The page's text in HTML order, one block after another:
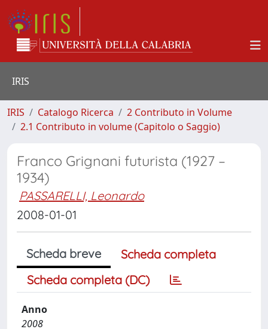
IRIS
IRIS Catalogo Ricerca
2 Contributo in Volume
2.1 Contributo in volume (Capitolo o Saggio)
Franco Grignani futurista (1927 –
1934)
PASSARELLI, Leonardo
2008-01-01
Scheda breve
Scheda completa
Scheda completa (DC)
Anno
2008